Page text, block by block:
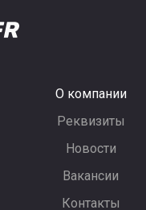
О компании
Реквизиты
Новости
Вакансии
Контакты